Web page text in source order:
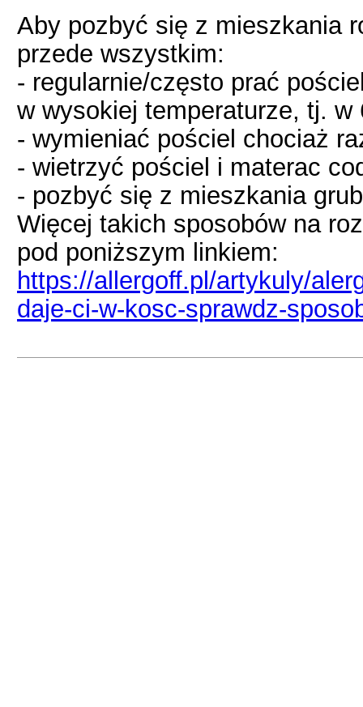
Aby pozbyć się z mieszkania
przede wszystkim:
- regularnie/często prać
w wysokiej temperaturze, tj.
- wymieniać pościel chociaż
- wietrzyć pościel i materac
- pozbyć się z mieszkania
Więcej takich sposobów na
pod poniższym linkiem:
https://allergoff.pl/artykuly/
daje-ci-w-kosc-sprawdz-